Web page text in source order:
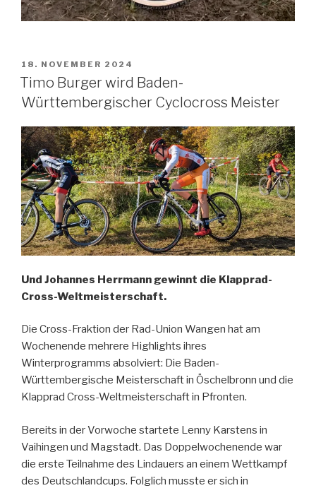
VERÖFFENTLICHT
AM
18. NOVEMBER 2024
Timo Burger wird Baden-
Württembergischer Cyclocross Meister
Und Johannes Herrmann gewinnt die Klapprad-
Cross-Weltmeisterschaft.
Die Cross-Fraktion der Rad-Union Wangen hat am
Wochenende mehrere Highlights ihres
Winterprogramms absolviert: Die Baden-
Württembergische Meisterschaft in Öschelbronn und die
Klapprad Cross-Weltmeisterschaft in Pfronten.
Bereits in der Vorwoche startete Lenny Karstens in
Vaihingen und Magstadt. Das Doppelwochenende war
die erste Teilnahme des Lindauers an einem Wettkampf
des Deutschlandcups. Folglich musste er sich in